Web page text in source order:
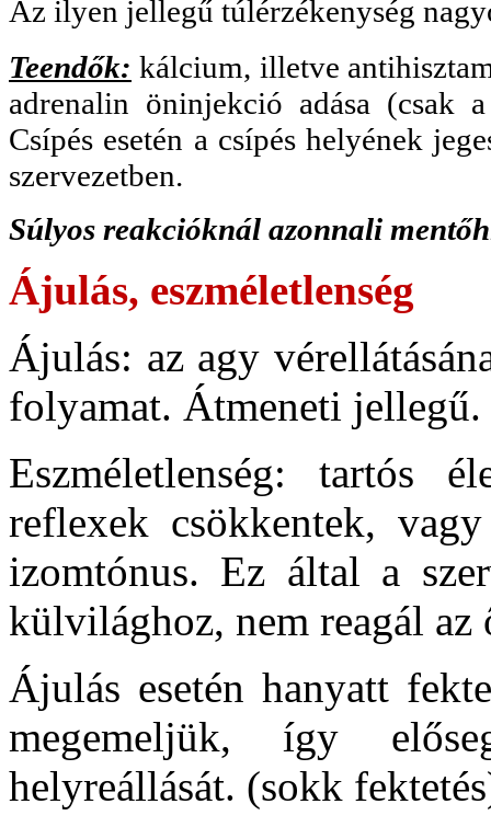
Az ilyen jellegű túlérzékenység
Teendők: kálcium, illetve
adrenalin öninjekció adása (csak
Csípés esetén a csípés helyének
szervezetben.
Súlyos reakcióknál azonnali
Ájulás, eszméletlenség
Ájulás: az agy
folyamat. Átmeneti jellegű.
Eszméletlenség: tartós
reflexek csökkentek,
izomtónus. Ez által a
külvilághoz, nem reagál az
Ájulás esetén hanyatt
megemeljük, így
helyreállását. (sokk